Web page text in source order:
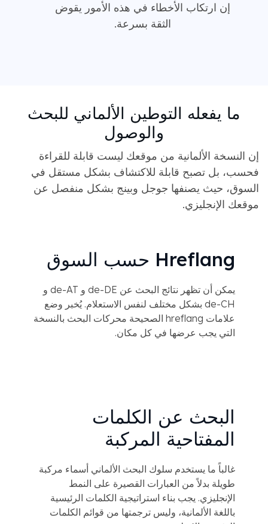
إن ارتكاب الأخطاء في هذه الأمور يقوض
الثقة بسرعة.
ما يفعله التوطين الألماني للبحث
والوصول
إن النسخة الألمانية من موقعك ليست قابلة للقراءة
فحسب، بل تصبح قابلة للاكتشاف بشكل مستقل في
السوق، حيث يصنفها جوجل وبينج بشكل منفصل عن
موقعك الإنجليزي.
Hreflang حسب السوق
يمكن أن تظهر نتائج البحث عن de-DE و de-AT و
de-CH بشكل مختلف لنفس الاستعلام. يُخبر وضع
علامات hreflang الصحيحة محركات البحث بالنسخة
التي يجب عرضها في كل مكان.
البحث عن الكلمات
المفتاحية المركبة
غالباً ما يستخدم سلوك البحث الألماني أسماء مركبة
طويلة بدلاً من العبارات القصيرة على النمط
الإنجليزي. يجب بناء استراتيجية الكلمات الرئيسية
باللغة الألمانية، وليس ترجمتها من قوائم الكلمات